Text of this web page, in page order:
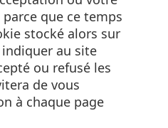
que ce temps
stocké alors sur
au site
ou refusé les
de vous
à chaque page